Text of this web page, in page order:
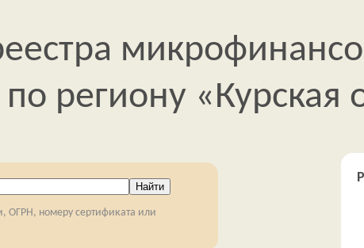
региону «Курская
ОГРН, номеру сертификата или